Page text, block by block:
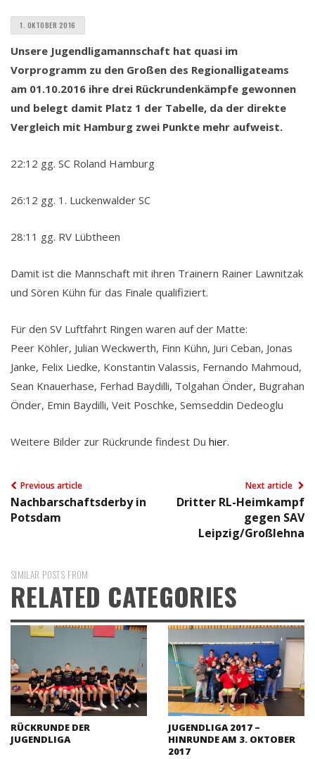
1. OKTOBER 2016
Unsere Jugendligamannschaft hat quasi im
Vorprogramm zu den Großen des Regionalligateams
am 01.10.2016 ihre drei Rückrundenkämpfe gewonnen
und belegt damit Platz 1 der Tabelle, da der direkte
Vergleich mit Hamburg zwei Punkte mehr aufweist.
22:12 gg. SC Roland Hamburg
26:12 gg. 1. Luckenwalder SC
28:11 gg. RV Lübtheen
Damit ist die Mannschaft mit ihren Trainern Rainer Lawnitzak
und Sören Kühn für das Finale qualifiziert.
Für den SV Luftfahrt Ringen waren auf der Matte:
Peer Köhler, Julian Weckwerth, Finn Kühn, Juri Ceban, Jonas
Janke, Felix Liedke, Konstantin Valassis, Fernando Mahmoud,
Sean Knauerhase, Ferhad Baydilli, Tolgahan Önder, Bugrahan
Önder, Emin Baydilli, Veit Poschke, Semseddin Dedeoglu
Weitere Bilder zur Rückrunde findest Du hier.
Previous article
Nachbarschaftsderby in
Potsdam
Next article
Dritter RL-Heimkampf
gegen SAV
Leipzig/Großlehna
SIMILAR POSTS FROM
RELATED CATEGORIES
RÜCKRUNDE DER
JUGENDLIGA
JUGENDLIGA 2017 –
HINRUNDE AM 3. OKTOBER
2017